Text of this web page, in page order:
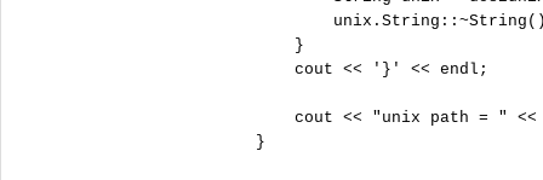
}
     cout << '}' << endl;
cout << "unix path = "
}